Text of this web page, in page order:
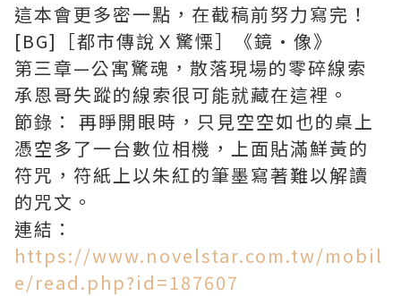
這本會更多密一點，在截稿前努力寫完！
[BG]［都市傳說Ｘ驚慄］《鏡•像》
第三章—公寓驚魂，散落現場的零碎線索
承恩哥失蹤的線索很可能就藏在這裡。
節錄： 再睜開眼時，只見空空如也的桌上
憑空多了一台數位相機，上面貼滿鮮黃的
符咒，符紙上以朱紅的筆墨寫著難以解讀
的咒文。
連結：
https://www.novelstar.com.tw/mobil
e/read.php?id=187607